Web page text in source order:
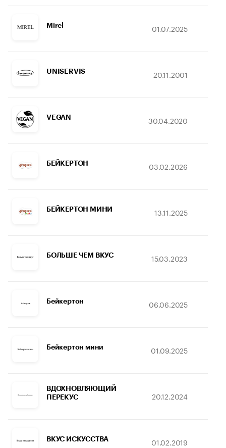
Mirel 01.07.2025
UNISERVIS 20.11.2001
VEGAN 30.04.2020
БЕЙКЕРТОН 03.02.2026
БЕЙКЕРТОН МИНИ 13.11.2025
БОЛЬШЕ ЧЕМ ВКУС 15.03.2023
Бейкертон 06.06.2025
Бейкертон мини 01.09.2025
ВДОХНОВЛЯЮЩИЙ
ПЕРЕКУС
20.12.2024
ВКУС ИСКУССТВА 01.02.2019